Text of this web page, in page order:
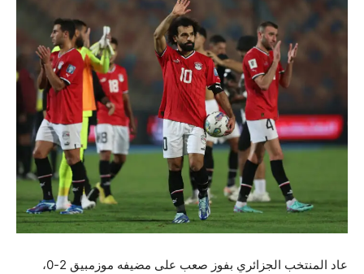
عاد المنتخب الجزائري بفوز صعب على مضيفه موزمبيق 2-0،